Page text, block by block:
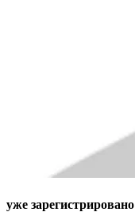
уже зарегистрировано